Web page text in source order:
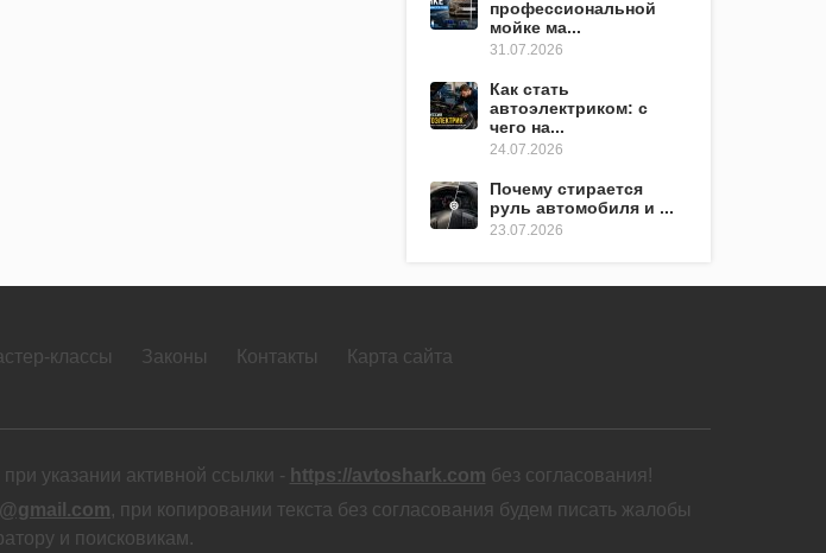
профессиональной
мойке ма...
31.07.2026
Как стать
автоэлектриком: с
чего на...
24.07.2026
Почему стирается
руль автомобиля и ...
23.07.2026
классы Законы Контакты Карта сайта
указании активной ссылки - https://avtoshark.com без согласования!
, при копировании текста без согласования будем писать жалобы
и поисковикам.